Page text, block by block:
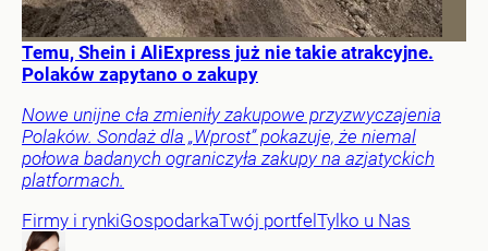
Temu, Shein i AliExpress już nie takie atrakcyjne.
Polaków zapytano o zakupy
Nowe unijne cła zmieniły zakupowe przyzwyczajenia
Polaków. Sondaż dla „Wprost” pokazuje, że niemal
połowa badanych ograniczyła zakupy na azjatyckich
platformach.
Firmy i rynkiGospodarkaTwój portfelTylko u Nas